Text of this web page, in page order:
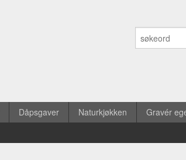
Dåpsgaver Naturkjøkken Gravér